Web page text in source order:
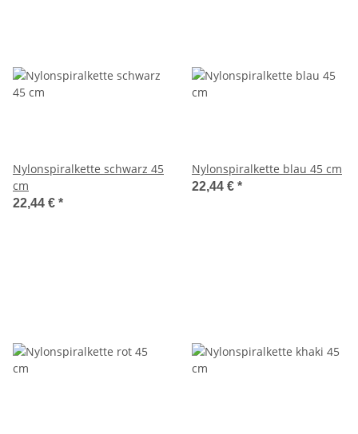
Nylonspiralkette schwarz 45
cm
22,44 € *
Nylonspiralkette blau 45 cm
22,44 € *